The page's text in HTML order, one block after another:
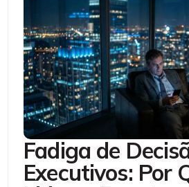
Fadiga de
Executivos: Por